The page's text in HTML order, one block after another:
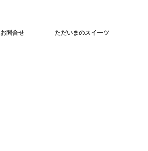
お問合せ ただいまのスイーツ